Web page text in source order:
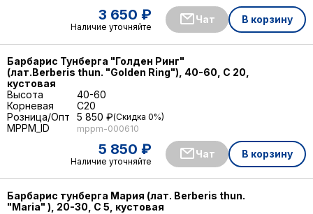
3 650 ₽
Наличие уточняйте
Чат В корзину
Барбарис Тунберга "Голден Ринг"
(лат.Berberis thun. "Golden Ring"), 40-60, С 20,
кустовая
Высота
40-60
Корневая
C20
Розница/Опт
5 850 ₽ Скидка 0%
5 850 ₽
Наличие уточняйте
Чат В корзину
MPPM_ID mppm-000610
Барбарис тунберга Мария (лат. Berberis thun.
"Maria" ), 20-30, С 5, кустовая